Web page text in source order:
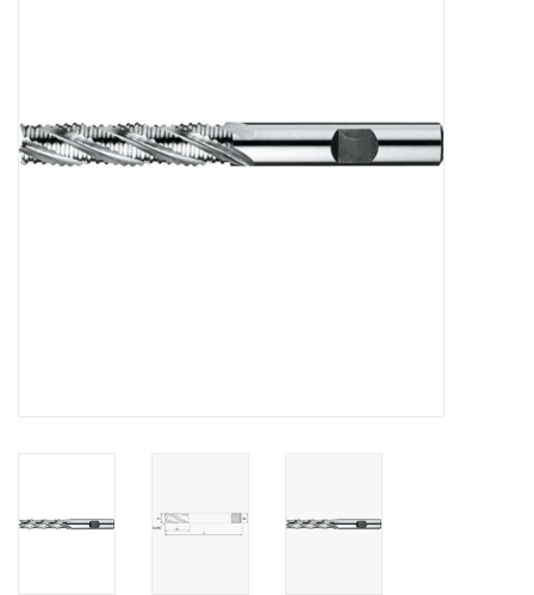
Alles om te Frezen |
Verspaanbaar materiaal |